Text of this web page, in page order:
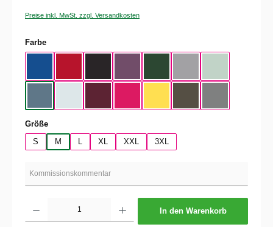
Preise inkl. MwSt. zzgl. Versandkosten
Farbeauswählen
Größeauswählen
S
M XL XXL 3XL
In den Warenkorb